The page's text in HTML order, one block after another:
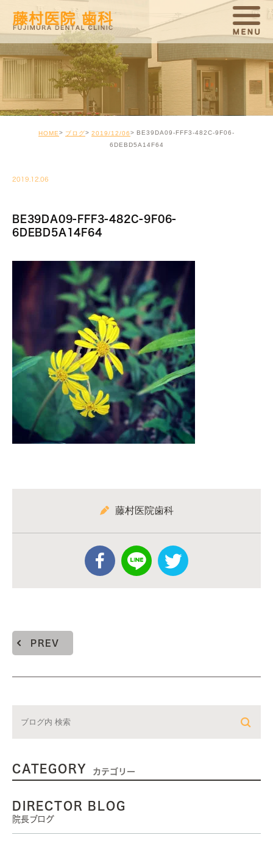
HOME ブログ 2019/12/06
BE39DA09-FFF3-482C-9F06-
6DEBD5A14F64
2019.12.06
BE39DA09-FFF3-482C-9F06-
6DEBD5A14F64
藤村医院歯科
PREV
CATEGORY カテゴリー
DIRECTOR BLOG
院長ブログ